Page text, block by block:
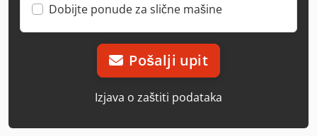
Dobijte ponude za slične mašine
Pošalji upit
Izjava o zaštiti podataka